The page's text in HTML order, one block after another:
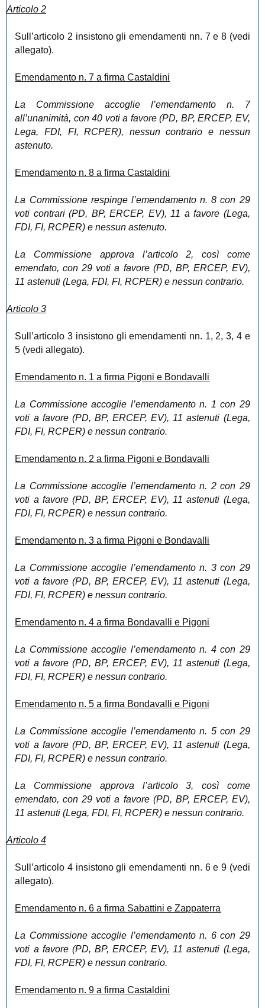
Articolo 2
Sull’articolo 2 insistono gli emendamenti nn. 7 e 8 (vedi
allegato).
Emendamento n. 7 a firma Castaldini
La Commissione accoglie l’emendamento n. 7
all’unanimità, con 40 voti a favore (PD, BP, ERCEP, EV,
Lega, FDI, FI, RCPER), nessun contrario e nessun
astenuto.
Emendamento n. 8 a firma Castaldini
La Commissione respinge l’emendamento n. 8 con 29
voti contrari (PD, BP, ERCEP, EV), 11 a favore (Lega,
FDI, FI, RCPER) e nessun astenuto.
La Commissione approva l’articolo 2, così come
emendato, con 29 voti a favore (PD, BP, ERCEP, EV),
11 astenuti (Lega, FDI, FI, RCPER) e nessun contrario.
Articolo 3
Sull’articolo 3 insistono gli emendamenti nn. 1, 2, 3, 4 e
5 (vedi allegato).
Emendamento n. 1 a firma Pigoni e Bondavalli
La Commissione accoglie l’emendamento n. 1 con 29
voti a favore (PD, BP, ERCEP, EV), 11 astenuti (Lega,
FDI, FI, RCPER) e nessun contrario.
Emendamento n. 2 a firma Pigoni e Bondavalli
La Commissione accoglie l’emendamento n. 2 con 29
voti a favore (PD, BP, ERCEP, EV), 11 astenuti (Lega,
FDI, FI, RCPER) e nessun contrario.
Emendamento n. 3 a firma Pigoni e Bondavalli
La Commissione accoglie l’emendamento n. 3 con 29
voti a favore (PD, BP, ERCEP, EV), 11 astenuti (Lega,
FDI, FI, RCPER) e nessun contrario.
Emendamento n. 4 a firma Bondavalli e Pigoni
La Commissione accoglie l’emendamento n. 4 con 29
voti a favore (PD, BP, ERCEP, EV), 11 astenuti (Lega,
FDI, FI, RCPER) e nessun contrario.
Emendamento n. 5 a firma Bondavalli e Pigoni
La Commissione accoglie l’emendamento n. 5 con 29
voti a favore (PD, BP, ERCEP, EV), 11 astenuti (Lega,
FDI, FI, RCPER) e nessun contrario.
La Commissione approva l’articolo 3, così come
emendato, con 29 voti a favore (PD, BP, ERCEP, EV),
11 astenuti (Lega, FDI, FI, RCPER) e nessun contrario.
Articolo 4
Sull’articolo 4 insistono gli emendamenti nn. 6 e 9 (vedi
allegato).
Emendamento n. 6 a firma Sabattini e Zappaterra
La Commissione accoglie l’emendamento n. 6 con 29
voti a favore (PD, BP, ERCEP, EV), 11 astenuti (Lega,
FDI, FI, RCPER) e nessun contrario.
Emendamento n. 9 a firma Castaldini